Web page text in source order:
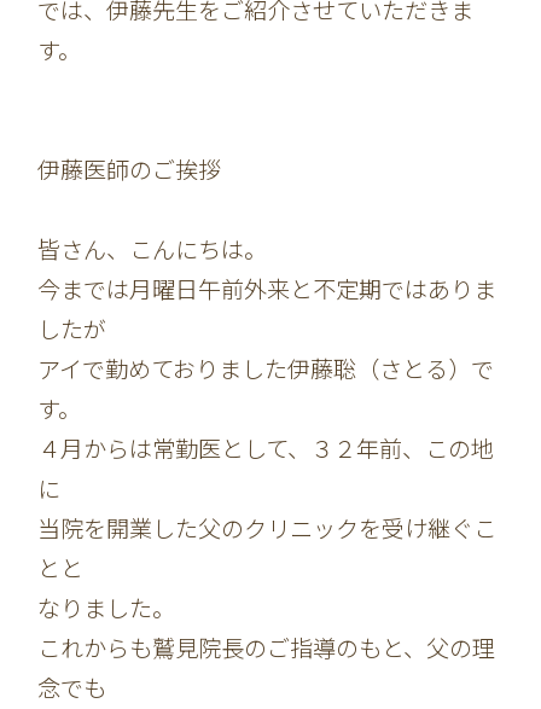
では、伊藤先生をご紹介させていただきま
す。
伊藤医師のご挨拶
皆さん、こんにちは。
今までは月曜日午前外来と不定期ではありま
したが
アイで勤めておりました伊藤聡（さとる）で
す。
４月からは常勤医として、３２年前、この地
に
当院を開業した父のクリニックを受け継ぐこ
とと
なりました。
これからも鷲見院長のご指導のもと、父の理
念でも